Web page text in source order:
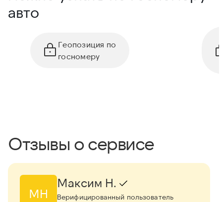
авто
Геопозиция по
госномеру
Отзывы о сервисе
МН
Максим Н.
Верифицированный пользователь